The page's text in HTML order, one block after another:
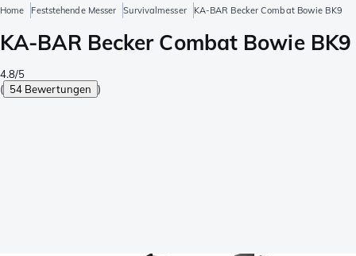
Home Feststehende Messer Survivalmesser KA-BAR Becker Combat Bowie BK9
KA-BAR Becker Combat Bowie BK9
4.8/5
( 54 Bewertungen )